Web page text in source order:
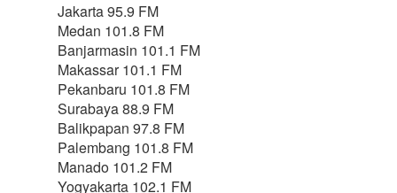
Jakarta 95.9 FM
Medan 101.8 FM
Banjarmasin 101.1 FM
Makassar 101.1 FM
Pekanbaru 101.8 FM
Surabaya 88.9 FM
Balikpapan 97.8 FM
Palembang 101.8 FM
Manado 101.2 FM
Yogyakarta 102.1 FM